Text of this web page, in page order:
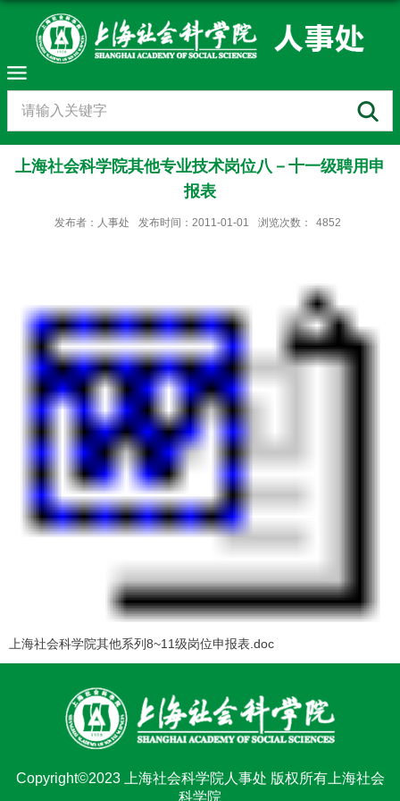
上海社会科学院其他专业技术岗位八－十一级聘用申
报表
发布者：人事处 发布时间：2011-01-01 浏览次数： 4852
上海社会科学院其他系列8~11级岗位申报表.doc
Copyright©2023 上海社会科学院人事处 版权所有上海社会
科学院